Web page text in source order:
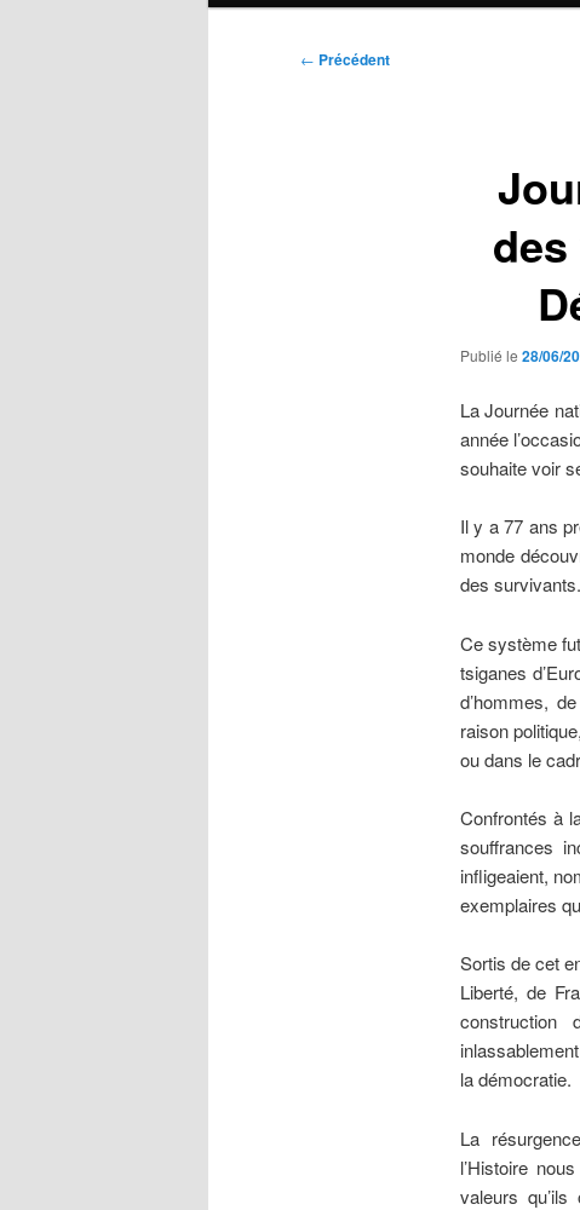
Navigation
← Précédent
Publié le 28/06/
La Journée
année
souhaite voir
Il y a 77 ans
monde
des survivants.
Ce système
tsiganes
d’hommes,
raison
ou dans le
Confrontés à
souffrances
infligeaient,
exemplaires
Sortis de cet
Liberté, de
construction
la démocratie.
La
l’Histoire
valeurs